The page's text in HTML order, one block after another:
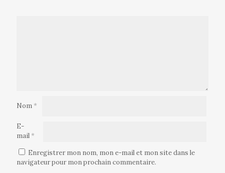
Nom *
E-
mail *
Enregistrer mon nom, mon e-mail et mon site dans le
navigateur pour mon prochain commentaire.